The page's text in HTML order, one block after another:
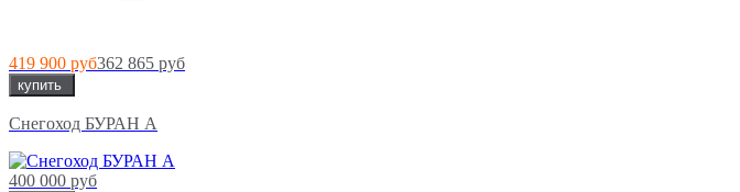
419 900 руб362 865 руб
купить
Снегоход БУРАН А
400 000 руб